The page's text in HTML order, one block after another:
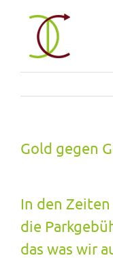
springen
Gold gegen
In den
die
das was wir